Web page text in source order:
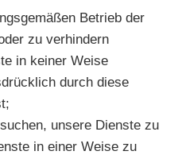
Betrieb der
zu verhindern
in keiner Weise
durch diese
unsere Dienste zu
in einer Weise zu